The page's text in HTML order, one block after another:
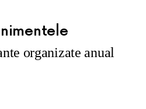
organizate anual